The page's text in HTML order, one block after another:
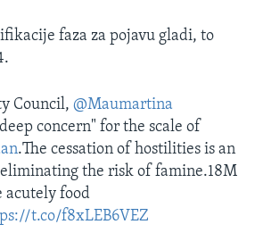
faza za pojavu gladi, to
Council, @Maumartina
concern" for the scale of
.The cessation of hostilities is an
eliminating the risk of famine.18M
acutely food
t.co/f8xLEB6VEZ